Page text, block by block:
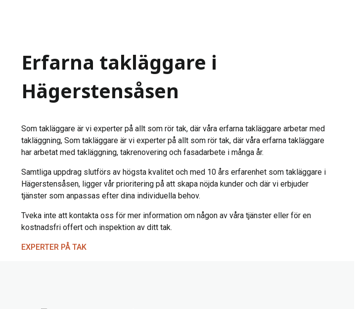
Erfarna takläggare i
Hägerstensåsen
Som takläggare är vi experter på allt som rör tak, där våra erfarna takläggare arbetar med
takläggning, Som takläggare är vi experter på allt som rör tak, där våra erfarna takläggare
har arbetat med takläggning, takrenovering och fasadarbete i många år.
Samtliga uppdrag slutförs av högsta kvalitet och med 10 års erfarenhet som takläggare i
Hägerstensåsen, ligger vår prioritering på att skapa nöjda kunder och där vi erbjuder
tjänster som anpassas efter dina individuella behov.
Tveka inte att kontakta oss för mer information om någon av våra tjänster eller för en
kostnadsfri offert och inspektion av ditt tak.
EXPERTER PÅ TAK